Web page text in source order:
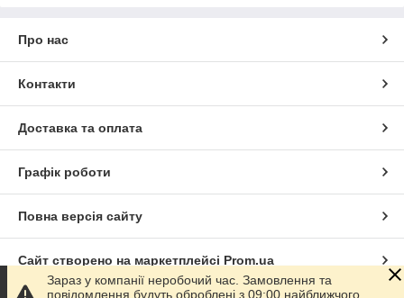
Про нас
Контакти
Доставка та оплата
Графік роботи
Повна версія сайту
Сайт створено на маркетплейсі Prom.ua
Зараз у компанії неробочий час. Замовлення та
повідомлення будуть оброблені з 09:00 найближчого